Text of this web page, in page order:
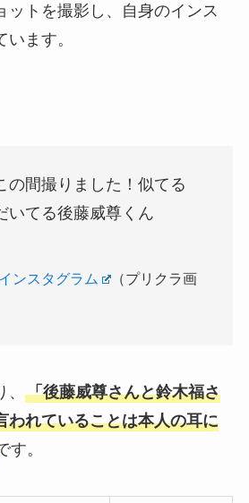
ットを撮影し、自身のインス
ます。
の間撮りました！似てる
いてる後藤威尊くん
ンスタグラム
（プリクラ画
「後藤威尊さんと鈴木福さ
われていることは本人の耳に
す。